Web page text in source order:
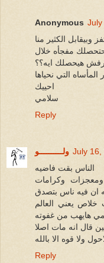
Anonymous July
الكثير منا
مفجأه خلال
هيحصلك ايه؟؟
التي نحياها
احييك
سلامي
Reply
ولــــــــــو July 16,
الناس بقت فاضيه
ومعجزات وكرامات
ان فيه ناس بتصدق
خلاص يعني العالم
هايهب من غفوته
قال انه مات اصلا
ولا قوه الا بالله
Reply